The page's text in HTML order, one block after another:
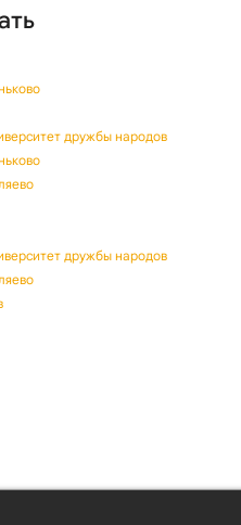
дружбы народов
дружбы народов